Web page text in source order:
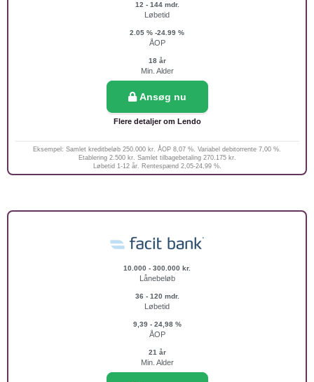
12 - 144 mdr.
Løbetid
2.05 % -24.99 %
ÅOP
18 år
Min. Alder
Ansøg nu
Flere detaljer om Lendo
Eksempel: Samlet kreditbeløb 250.000 kr. ÅOP 8,07 %. Variabel debitorrente 7,00 %.
Etablering 2.500 kr. Samlet tilbagebetaling 270.175 kr.
Løbetid 1-12 år. Rentespænd 2,05-24,99 %.
10.000 - 300.000 kr.
Lånebeløb
36 - 120 mdr.
Løbetid
9,39 - 24,98 %
ÅOP
21 år
Min. Alder